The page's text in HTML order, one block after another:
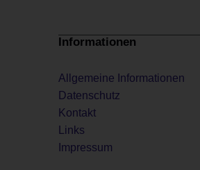
Informationen
Allgemeine Informationen
Datenschutz
Kontakt
Links
Impressum